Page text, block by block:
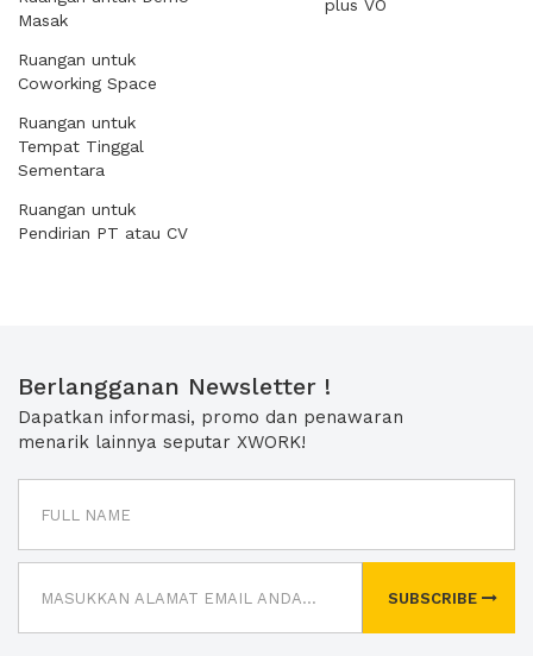
Masak
Ruangan untuk
Coworking Space
Ruangan untuk
Tempat Tinggal
Sementara
Ruangan untuk
Pendirian PT atau CV
plus VO
Berlangganan Newsletter !
Dapatkan informasi, promo dan penawaran
menarik lainnya seputar XWORK!
SUBSCRIBE